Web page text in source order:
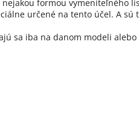
formou vymeniteľného
určené na tento účel. A sú
sa iba na danom modeli